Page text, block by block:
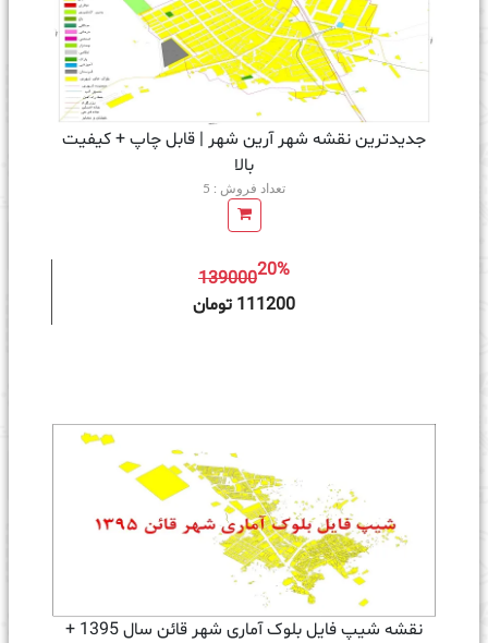
جدیدترین نقشه شهر آرین شهر | قابل چاپ + کیفیت
بالا
تعداد فروش : 5
13900020%
111200 تومان
نقشه شیپ فایل بلوک آماری شهر قائن سال 1395 +